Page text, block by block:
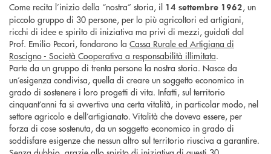
Come recita l’inizio della “nostra” storia, il 14 settembre 1962, un
piccolo gruppo di 30 persone, per lo più agricoltori ed artigiani,
ricchi di idee e spirito di iniziativa ma privi di mezzi, guidati dal
Prof. Emilio Pecori, fondarono la Cassa Rurale ed Artigiana di
Roscigno - Società Cooperativa a responsabilità illimitata.
Parte da un gruppo di trenta persone la nostra storia. Nasce da
un’esigenza condivisa, quella di creare un soggetto economico in
grado di sostenere i loro progetti di vita. Infatti, sul territorio
cinquant’anni fa si avvertiva una certa vitalità, in particolar modo, nel
settore agricolo e dell’artigianato. Vitalità che doveva essere, per
forza di cose sostenuta, da un soggetto economico in grado di
soddisfare esigenze che nessun altro sul territorio riusciva a garantire.